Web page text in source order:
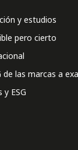
y estudios
pero cierto
de las marcas a
y ESG